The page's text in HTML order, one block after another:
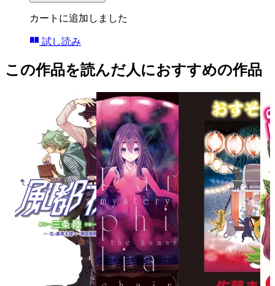
カートに追加しました
試し読み
この作品を読んだ人におすすめの作品